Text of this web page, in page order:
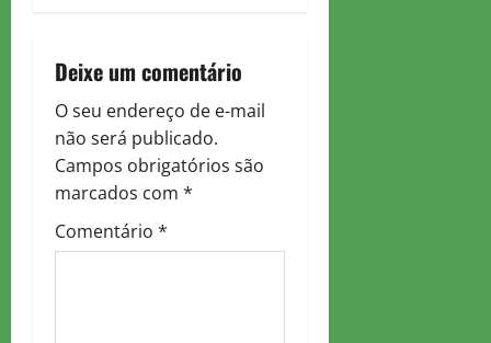
a
v
i
g
a
Deixe um comentário
O seu endereço de e-mail
não será publicado.
Campos obrigatórios são
marcados com *
Comentário *